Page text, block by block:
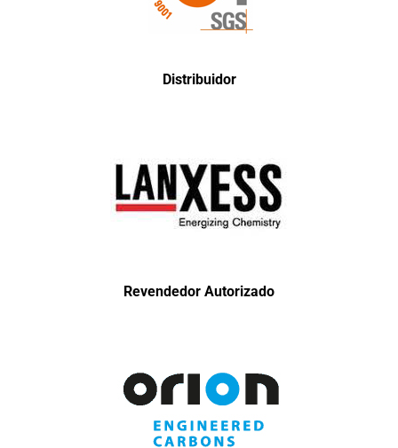
Distribuidor
Revendedor Autorizado